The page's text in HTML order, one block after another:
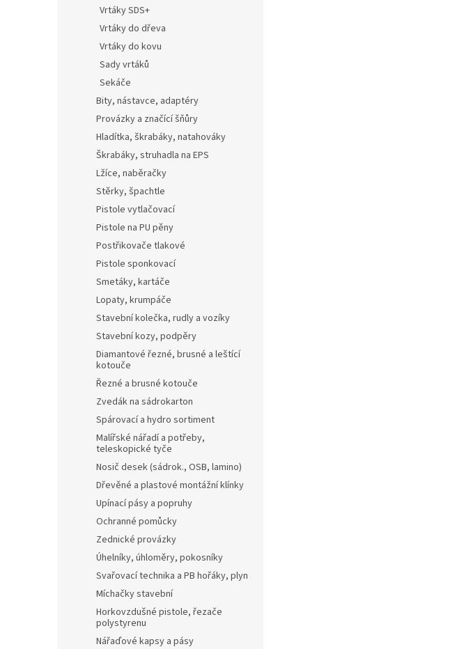
Vrtáky SDS+
Vrtáky do dřeva
Vrtáky do kovu
Sady vrtáků
Sekáče
Bity, nástavce, adaptéry
Provázky a značící šňůry
Hladítka, škrabáky, natahováky
Škrabáky, struhadla na EPS
Lžíce, naběračky
Stěrky, špachtle
Pistole vytlačovací
Pistole na PU pěny
Postřikovače tlakové
Pistole sponkovací
Smetáky, kartáče
Lopaty, krumpáče
Stavební kolečka, rudly a vozíky
Stavební kozy, podpěry
Diamantové řezné, brusné a leštící
kotouče
Řezné a brusné kotouče
Zvedák na sádrokarton
Spárovací a hydro sortiment
Malířské nářadí a potřeby,
teleskopické tyče
Nosič desek (sádrok., OSB, lamino)
Dřevěné a plastové montážní klínky
Upínací pásy a popruhy
Ochranné pomůcky
Zednické provázky
Úhelníky, úhloměry, pokosníky
Svařovací technika a PB hořáky, plyn
Míchačky stavební
Horkovzdušné pistole, řezače
polystyrenu
Nářaďové kapsy a pásy